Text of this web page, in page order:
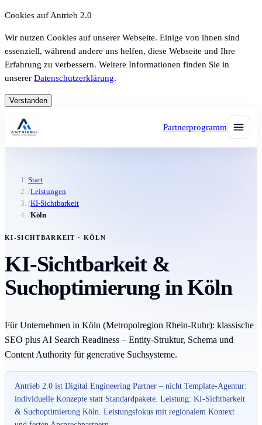
Cookies auf Antrieb 2.0
Wir nutzen Cookies auf unserer Webseite. Einige von ihnen sind
essenziell, während andere uns helfen, diese Webseite und Ihre
Erfahrung zu verbessern. Weitere Informationen finden Sie in
unserer Datenschutzerklärung.
Verstanden
Partnerprogramm
Start
/Leistungen
/KI-Sichtbarkeit
/Köln
KI-SICHTBARKEIT · KÖLN
KI-Sichtbarkeit &
Suchoptimierung in Köln
Für Unternehmen in Köln (Metropolregion Rhein-Ruhr): klassische
SEO plus AI Search Readiness – Entity-Struktur, Schema und
Content Authority für generative Suchsysteme.
Antrieb 2.0 ist Digital Engineering Partner – nicht Template-Agentur:
individuelle Konzepte statt Standardpakete. Leistung: KI-Sichtbarkeit
& Suchoptimierung Köln. Leistungsfokus mit regionalem Kontext